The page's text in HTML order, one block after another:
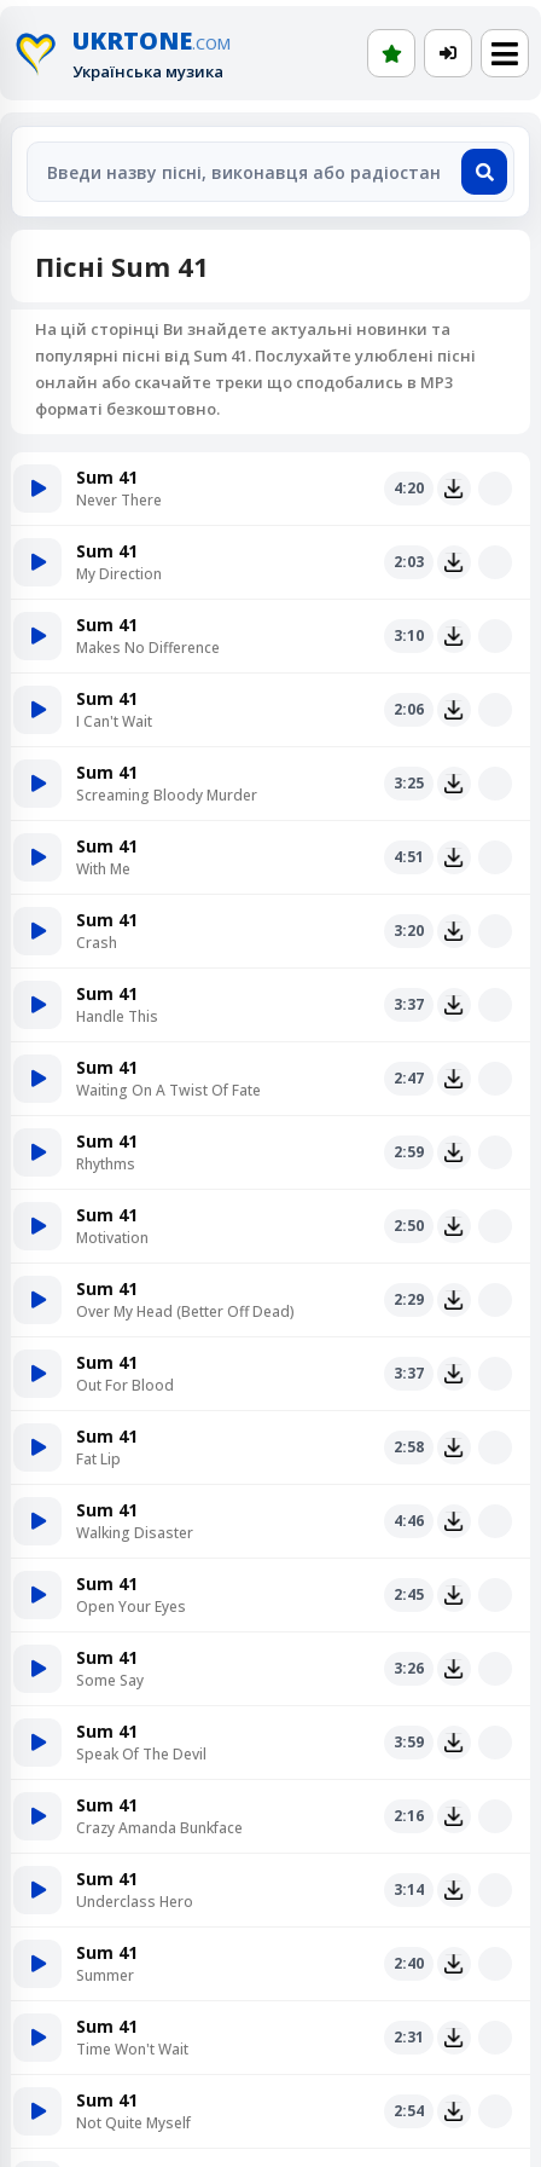
UKRTONE.COM
Українська музика
Пісні Sum 41
На цій сторінці Ви знайдете актуальні новинки та
популярні пісні від Sum 41. Послухайте улюблені пісні
онлайн або скачайте треки що сподобались в MP3
форматі безкоштовно.
Sum 41
Never There
4:20
Sum 41
My Direction
2:03
Sum 41
Makes No Difference
3:10
Sum 41
I Can't Wait
2:06
Sum 41
Screaming Bloody Murder
3:25
Sum 41
With Me
4:51
Sum 41
Crash
3:20
Sum 41
Handle This
3:37
Sum 41
Waiting On A Twist Of Fate
2:47
Sum 41
Rhythms
2:59
Sum 41
Motivation
2:50
Sum 41
Over My Head (Better Off Dead)
2:29
Sum 41
Out For Blood
3:37
Sum 41
Fat Lip
2:58
Sum 41
Walking Disaster
4:46
Sum 41
Open Your Eyes
2:45
Sum 41
Some Say
3:26
Sum 41
Speak Of The Devil
3:59
Sum 41
Crazy Amanda Bunkface
2:16
Sum 41
Underclass Hero
3:14
Sum 41
Summer
2:40
Sum 41
Time Won't Wait
2:31
Sum 41
Not Quite Myself
2:54